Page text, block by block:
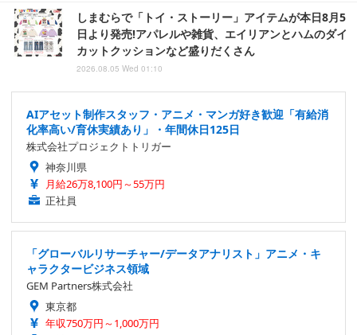
しまむらで「トイ・ストーリー」アイテムが本日8月5
日より発売!アパレルや雑貨、エイリアンとハムのダイ
カットクッションなど盛りだくさん
2026.08.05 Wed 01:10
AIアセット制作スタッフ・アニメ・マンガ好き歓迎「有給消
化率高い/育休実績あり」・年間休日125日
株式会社プロジェクトトリガー
神奈川県
月給26万8,100円～55万円
正社員
「グローバルリサーチャー/データアナリスト」アニメ・キ
ャラクタービジネス領域
GEM Partners株式会社
東京都
年収750万円～1,000万円